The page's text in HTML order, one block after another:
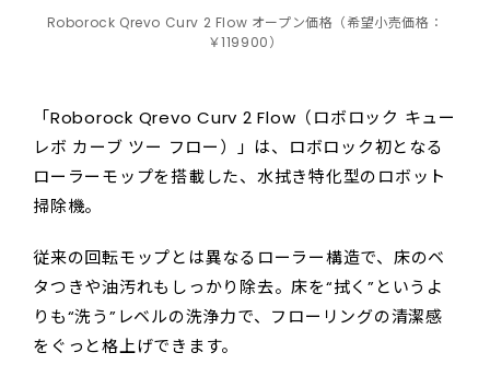
Roborock Qrevo Curv 2 Flow オープン価格（希望小売価格：
￥119900）
「Roborock Qrevo Curv 2 Flow（ロボロック キュー
レボ カーブ ツー フロー）」は、ロボロック初となる
ローラーモップを搭載した、水拭き特化型のロボット
掃除機。
従来の回転モップとは異なるローラー構造で、床のベ
タつきや油汚れもしっかり除去。床を“拭く”というよ
りも“洗う”レベルの洗浄力で、フローリングの清潔感
をぐっと格上げできます。